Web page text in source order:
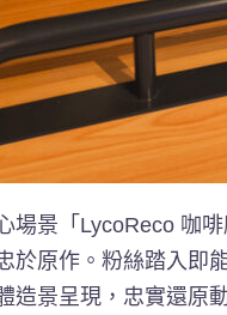
場景「LycoReco 咖
於原作。粉絲踏入即
造景呈現，忠實還原